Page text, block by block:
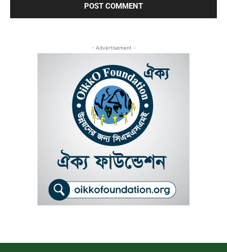
- Advertisement -